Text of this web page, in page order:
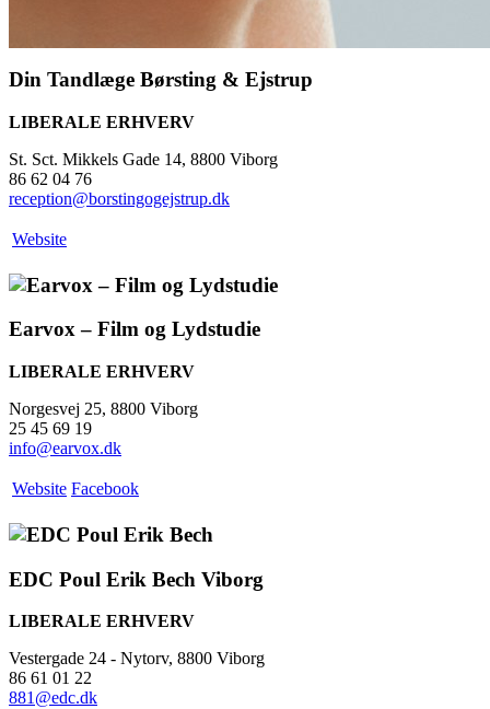
Din Tandlæge Børsting & Ejstrup
LIBERALE ERHVERV
St. Sct. Mikkels Gade 14, 8800 Viborg
86 62 04 76
reception@borstingogejstrup.dk
Website
Earvox – Film og Lydstudie
LIBERALE ERHVERV
Norgesvej 25, 8800 Viborg
25 45 69 19
info@earvox.dk
Website Facebook
EDC Poul Erik Bech Viborg
LIBERALE ERHVERV
Vestergade 24 - Nytorv, 8800 Viborg
86 61 01 22
881@edc.dk